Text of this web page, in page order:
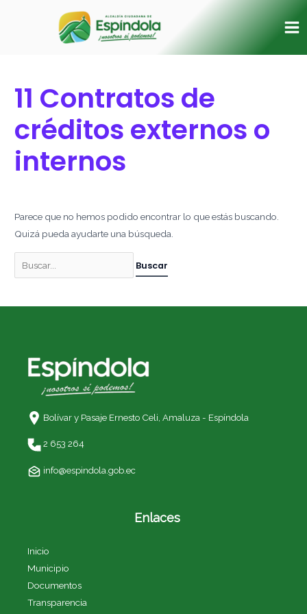
11 Contratos de
créditos externos o
internos
Parece que no hemos podido encontrar lo que estás buscando.
Quizá pueda ayudarte una búsqueda.
Bolívar y Pasaje Ernesto Celi, Amaluza - Espíndola
2 653 264
info@espindola.gob.ec
Enlaces
Inicio
Municipio
Documentos
Transparencia